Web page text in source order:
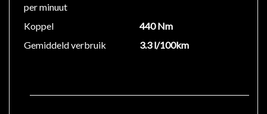
per minuut
Koppel
440 Nm
Gemiddeld verbruik
3.3 l/100km